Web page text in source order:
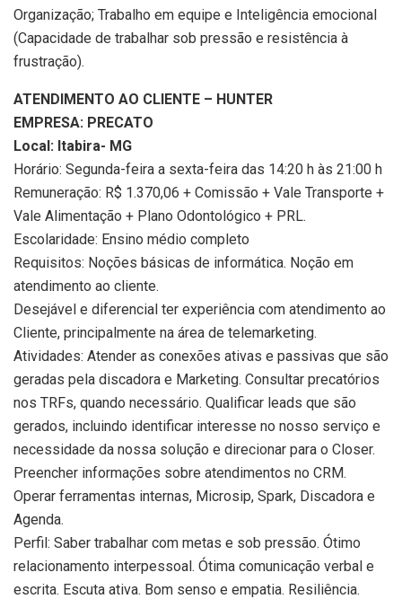
Organização; Trabalho em equipe e Inteligência emocional
(Capacidade de trabalhar sob pressão e resistência à
frustração).
ATENDIMENTO AO CLIENTE – HUNTER
EMPRESA: PRECATO
Local: Itabira- MG
Horário: Segunda-feira a sexta-feira das 14:20 h às 21:00 h
Remuneração: R$ 1.370,06 + Comissão + Vale Transporte +
Vale Alimentação + Plano Odontológico + PRL.
Escolaridade: Ensino médio completo
Requisitos: Noções básicas de informática. Noção em
atendimento ao cliente.
Desejável e diferencial ter experiência com atendimento ao
Cliente, principalmente na área de telemarketing.
Atividades: Atender as conexões ativas e passivas que são
geradas pela discadora e Marketing. Consultar precatórios
nos TRFs, quando necessário. Qualificar leads que são
gerados, incluindo identificar interesse no nosso serviço e
necessidade da nossa solução e direcionar para o Closer.
Preencher informações sobre atendimentos no CRM.
Operar ferramentas internas, Microsip, Spark, Discadora e
Agenda.
Perfil: Saber trabalhar com metas e sob pressão. Ótimo
relacionamento interpessoal. Ótima comunicação verbal e
escrita. Escuta ativa. Bom senso e empatia. Resiliência.